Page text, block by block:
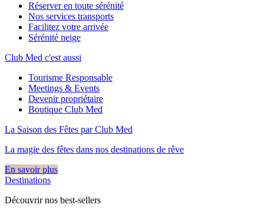
Réserver en toute sérénité
Nos services transports
Facilitez votre arrivée
Sérénité neige
Club Med c'est aussi
Tourisme Responsable
Meetings & Events
Devenir propriétaire
Boutique Club Med
La Saison des Fêtes par Club Med
La magie des fêtes dans nos destinations de rêve​
En savoir plus
Destinations
Découvrir nos best-sellers